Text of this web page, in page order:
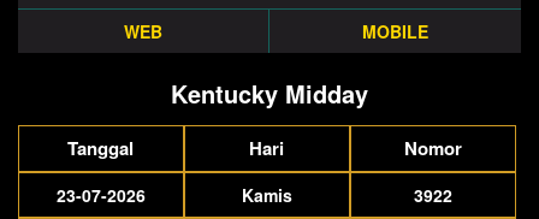
WEB
MOBILE
Kentucky Midday
Tanggal Hari Nomor
23-07-2026 Kamis
3922